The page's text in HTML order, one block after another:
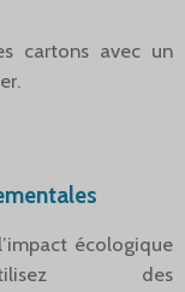
cartons avec un
écologique
des